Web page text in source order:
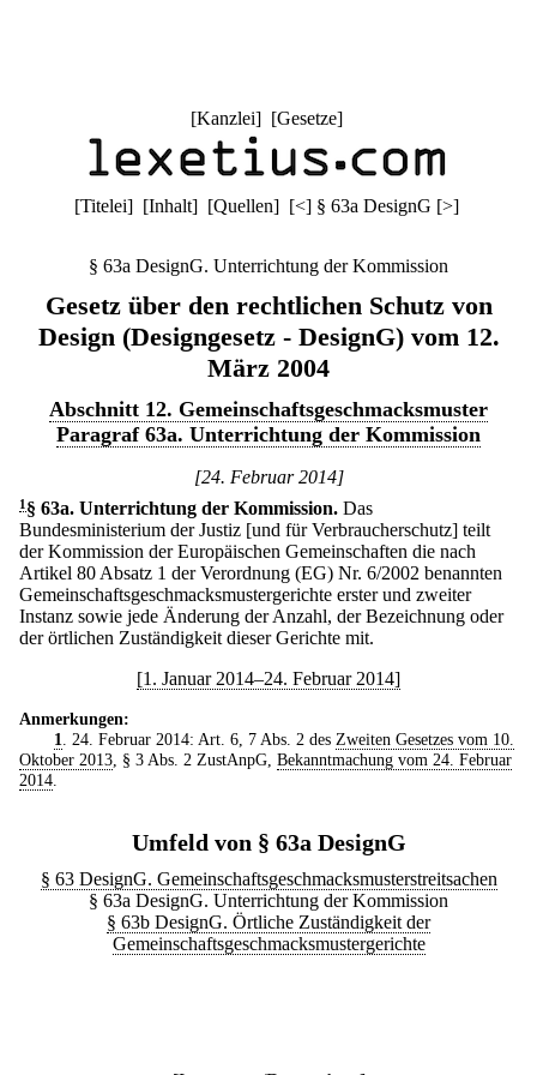
[Kanzlei] [Gesetze]
[Titelei] [Inhalt] [Quellen] [<] § 63a DesignG [>]
§ 63a DesignG. Unterrichtung der Kommission
Gesetz über den rechtlichen Schutz von
Design (Designgesetz - DesignG) vom 12.
März 2004
Abschnitt 12. Gemeinschaftsgeschmacksmuster
Paragraf 63a. Unterrichtung der Kommission
[24. Februar 2014]
1 § 63a. Unterrichtung der Kommission. Das
Bundesministerium der Justiz [und für Verbraucherschutz] teilt
der Kommission der Europäischen Gemeinschaften die nach
Artikel 80 Absatz 1 der Verordnung (EG) Nr. 6/2002 benannten
Gemeinschaftsgeschmacksmustergerichte erster und zweiter
Instanz sowie jede Änderung der Anzahl, der Bezeichnung oder
der örtlichen Zuständigkeit dieser Gerichte mit.
[1. Januar 2014–24. Februar 2014]
Anmerkungen:
1
. 24. Februar 2014: Art. 6, 7 Abs. 2 des Zweiten Gesetzes vom 10.
Oktober 2013 , § 3 Abs. 2 ZustAnpG, Bekanntmachung vom 24. Februar
2014
Umfeld von § 63a DesignG
§ 63 DesignG. Gemeinschaftsgeschmacksmusterstreitsachen
§ 63a DesignG. Unterrichtung der Kommission
§ 63b DesignG. Örtliche Zuständigkeit der
Gemeinschaftsgeschmacksmustergerichte